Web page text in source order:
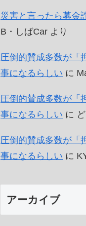
災害と言ったら募金
B・しばCar より
圧倒的賛成多数が「
事になるらしい に
圧倒的賛成多数が「
事になるらしい に
圧倒的賛成多数が「
事になるらしい に
アーカイブ